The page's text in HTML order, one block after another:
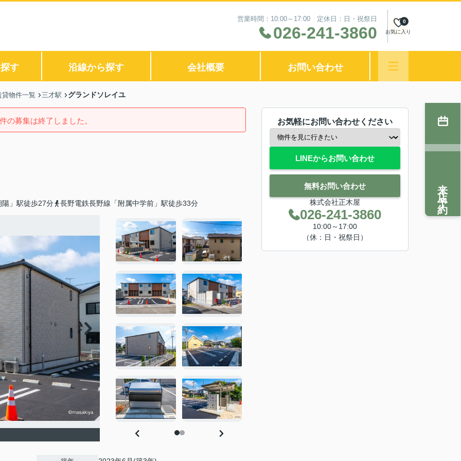
営業時間：10:00～17:00 定休日：日・祝祭日
026-241-3860 お気に入り
0
す 沿線から探す 会社概要 お問い合わせ
物件一覧 三才駅 グランドソレイユ
の募集は終了しました。
」駅徒歩27分 長野電鉄長野線「附属中学前」駅徒歩33分
お気軽にお問い合わせください
LINEからお問い合わせ
無料お問い合わせ
株式会社正木屋
026-241-3860
10:00～17:00
（休：日・祝祭日）
来店予約